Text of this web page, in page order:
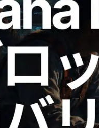
ブロックア
単位のブロッ
ータを視覚化